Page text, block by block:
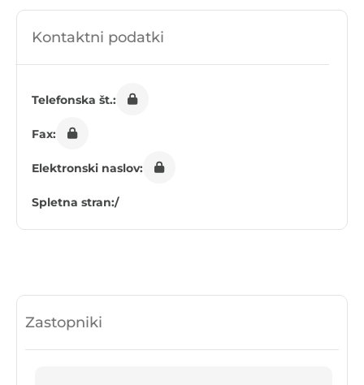
Kontaktni podatki
Telefonska št.:
Fax:
Elektronski naslov:
Spletna stran:/
Zastopniki